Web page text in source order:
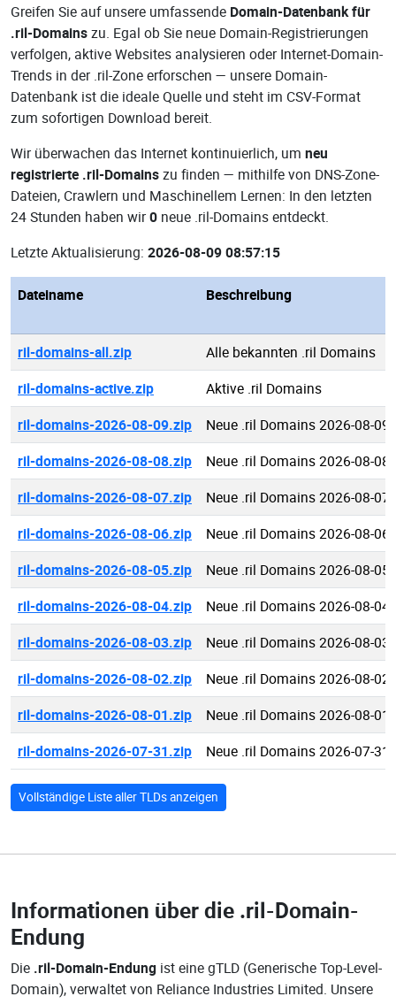
Greifen Sie auf unsere umfassende Domain-Datenbank für
.ril-Domainszu. Egal ob Sie neue Domain-Registrierungen
verfolgen, aktive Websites analysieren oder Internet-Domain-
Trends in der .ril-Zone erforschen — unsere Domain-
Datenbank ist die ideale Quelle und steht im CSV-Format
zum sofortigen Download bereit.
Wir überwachen das Internet kontinuierlich, um neu
registrierte .ril-Domainszu finden — mithilfe von DNS-Zone-
Dateien, Crawlern und Maschinellem Lernen: In den letzten
24 Stunden haben wir0 neue .ril-Domains entdeckt.
Letzte Aktualisierung: 2026-08-09 08:57:15
Dateiname Beschreibung
ril-domains-all.zip
Alle bekannten .ril Domains
ril-domains-active.zip
Aktive .ril Domains
ril-domains-2026-08-09.zip
Neue .ril Domains 2026-08-09
ril-domains-2026-08-08.zip
Neue .ril Domains 2026-08-08
ril-domains-2026-08-07.zip
Neue .ril Domains 2026-08-07
ril-domains-2026-08-06.zip
Neue .ril Domains 2026-08-06
ril-domains-2026-08-05.zip
Neue .ril Domains 2026-08-05
ril-domains-2026-08-04.zip
Neue .ril Domains 2026-08-04
ril-domains-2026-08-03.zip
Neue .ril Domains 2026-08-03
ril-domains-2026-08-02.zip
Neue .ril Domains 2026-08-02
ril-domains-2026-08-01.zip
Neue .ril Domains 2026-08-01
ril-domains-2026-07-31.zip
Neue .ril Domains 2026-07-31
Vollständige Liste aller TLDs anzeigen
Informationen über die .ril-Domain-
Endung
Die .ril-Domain-Endung ist eine gTLD (Generische Top-Level-
Domain), verwaltet von Reliance Industries Limited. Unsere